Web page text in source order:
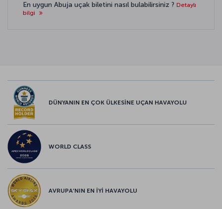
En uygun Abuja uçak biletini nasıl bulabilirsiniz ? Detaylı
bilgi
DÜNYANIN EN ÇOK ÜLKESİNE UÇAN HAVAYOLU
WORLD CLASS
AVRUPA’NIN EN İYİ HAVAYOLU